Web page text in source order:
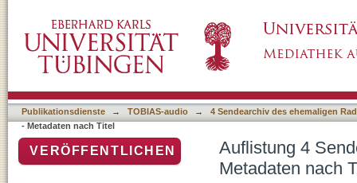
Publikationsdienste → TOBIAS-audio →
4 Sendearchiv des ehemaligen
- Metadaten nach Titel
Auflistung 4
Metadaten nach
VERÖFFENTLICHEN